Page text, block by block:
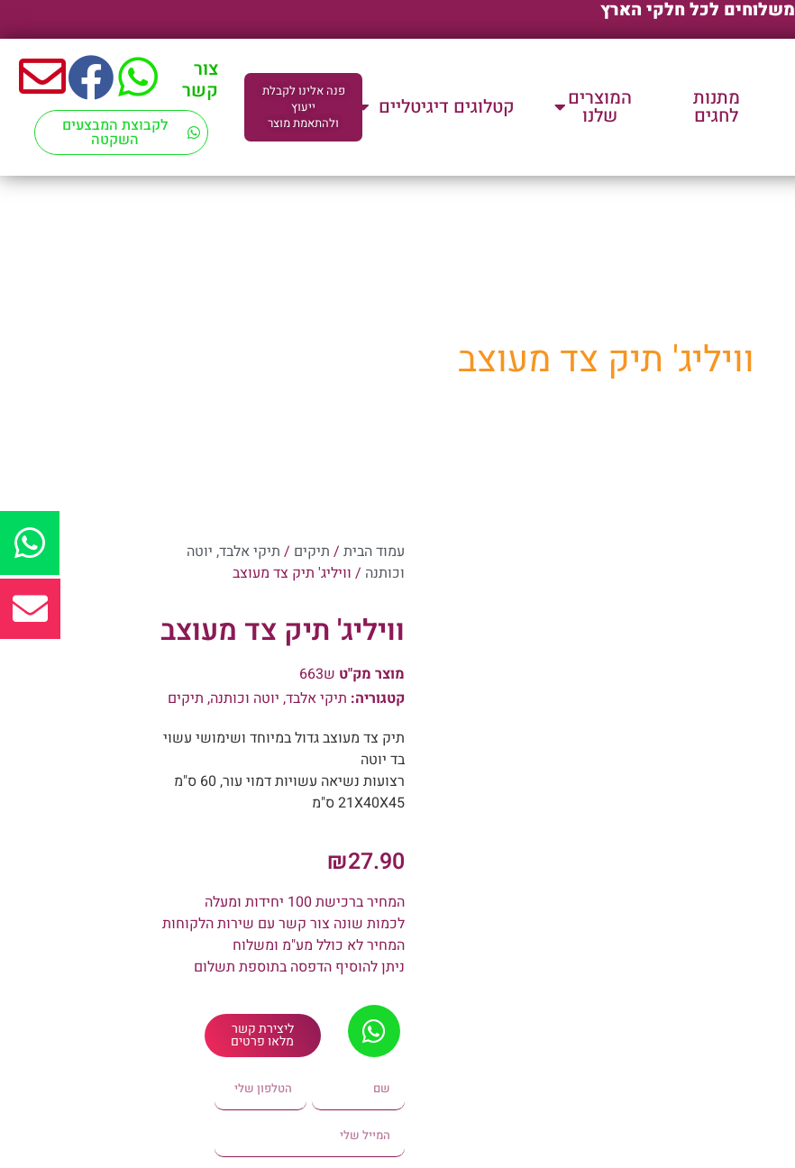
משלוחים לכל חלקי הארץ
מתנות
לחגים
המוצרים
שלנו קטלוגים דיגיטליים
פנה אלינו לקבלת
ייעוץ
ולהתאמת מוצר
צור
קשר
לקבוצת המבצעים
השקטה
וויליג' תיק צד מעוצב
עמוד הבית / תיקים / תיקי אלבד, יוטה
וכותנה / וויליג' תיק צד מעוצב
וויליג' תיק צד מעוצב
מוצר מק"ט ש663
קטגוריה: תיקי אלבד, יוטה וכותנה, תיקים
תיק צד מעוצב גדול במיוחד ושימושי עשוי
בד יוטה
רצועות נשיאה עשויות דמוי עור, 60 ס"מ
21X40X45 ס"מ
₪27.90
המחיר ברכישת 100 יחידות ומעלה
לכמות שונה צור קשר עם שירות הלקוחות
המחיר לא כולל מע"מ ומשלוח
ניתן להוסיף הדפסה בתוספת תשלום
ליצירת קשר
מלאו פרטים